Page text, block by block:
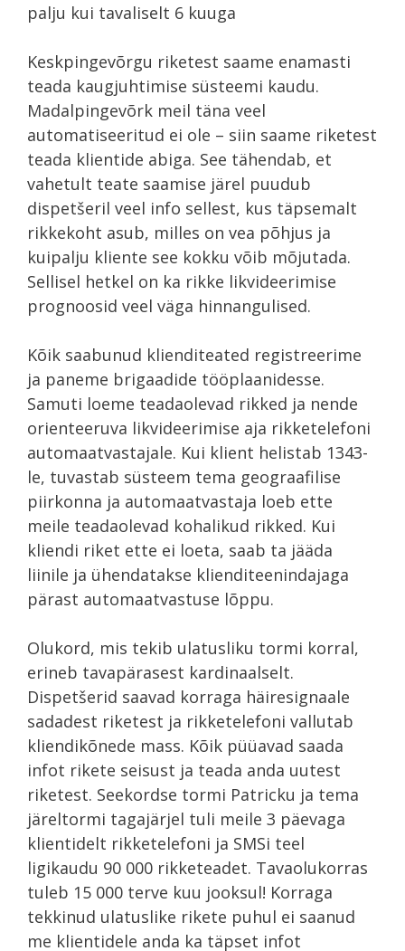
palju kui tavaliselt 6 kuuga
Keskpingevõrgu riketest saame enamasti
teada kaugjuhtimise süsteemi kaudu.
Madalpingevõrk meil täna veel
automatiseeritud ei ole – siin saame riketest
teada klientide abiga. See tähendab, et
vahetult teate saamise järel puudub
dispetšeril veel info sellest, kus täpsemalt
rikkekoht asub, milles on vea põhjus ja
kuipalju kliente see kokku võib mõjutada.
Sellisel hetkel on ka rikke likvideerimise
prognoosid veel väga hinnangulised.
Kõik saabunud klienditeated registreerime
ja paneme brigaadide tööplaanidesse.
Samuti loeme teadaolevad rikked ja nende
orienteeruva likvideerimise aja rikketelefoni
automaatvastajale. Kui klient helistab 1343-
le, tuvastab süsteem tema geograafilise
piirkonna ja automaatvastaja loeb ette
meile teadaolevad kohalikud rikked. Kui
kliendi riket ette ei loeta, saab ta jääda
liinile ja ühendatakse klienditeenindajaga
pärast automaatvastuse lõppu.
Olukord, mis tekib ulatusliku tormi korral,
erineb tavapärasest kardinaalselt.
Dispetšerid saavad korraga häiresignaale
sadadest riketest ja rikketelefoni vallutab
kliendikõnede mass. Kõik püüavad saada
infot rikete seisust ja teada anda uutest
riketest. Seekordse tormi Patricku ja tema
järeltormi tagajärjel tuli meile 3 päevaga
klientidelt rikketelefoni ja SMSi teel
ligikaudu 90 000 rikketeadet. Tavaolukorras
tuleb 15 000 terve kuu jooksul! Korraga
tekkinud ulatuslike rikete puhul ei saanud
me klientidele anda ka täpset infot